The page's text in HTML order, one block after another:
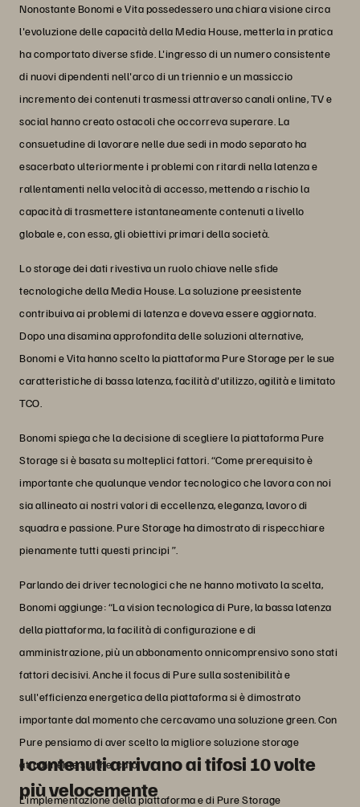
Nonostante Bonomi e Vita possedessero una chiara visione circa
l'evoluzione delle capacità della Media House, metterla in pratica
ha comportato diverse sfide. L'ingresso di un numero consistente
di nuovi dipendenti nell'arco di un triennio e un massiccio
incremento dei contenuti trasmessi attraverso canali online, TV e
social hanno creato ostacoli che occorreva superare. La
consuetudine di lavorare nelle due sedi in modo separato ha
esacerbato ulteriormente i problemi con ritardi nella latenza e
rallentamenti nella velocità di accesso, mettendo a rischio la
capacità di trasmettere istantaneamente contenuti a livello
globale e, con essa, gli obiettivi primari della società.
Lo storage dei dati rivestiva un ruolo chiave nelle sfide
tecnologiche della Media House. La soluzione preesistente
contribuiva ai problemi di latenza e doveva essere aggiornata.
Dopo una disamina approfondita delle soluzioni alternative,
Bonomi e Vita hanno scelto la piattaforma Pure Storage per le sue
caratteristiche di bassa latenza, facilità d'utilizzo, agilità e limitato
TCO.
Bonomi spiega che la decisione di scegliere la piattaforma Pure
Storage si è basata su molteplici fattori. “Come prerequisito è
importante che qualunque vendor tecnologico che lavora con noi
sia allineato ai nostri valori di eccellenza, eleganza, lavoro di
squadra e passione. Pure Storage ha dimostrato di rispecchiare
pienamente tutti questi principi ”.
Parlando dei driver tecnologici che ne hanno motivato la scelta,
Bonomi aggiunge: “La vision tecnologica di Pure, la bassa latenza
della piattaforma, la facilità di configurazione e di
amministrazione, più un abbonamento onnicomprensivo sono stati
fattori decisivi. Anche il focus di Pure sulla sostenibilità e
sull'efficienza energetica della piattaforma si è dimostrato
importante dal momento che cercavamo una soluzione green. Con
Pure pensiamo di aver scelto la migliore soluzione storage
attualmente sul mercato”.
I contenuti arrivano ai tifosi 10 volte
più velocemente
L'implementazione della piattaforma e di Pure Storage